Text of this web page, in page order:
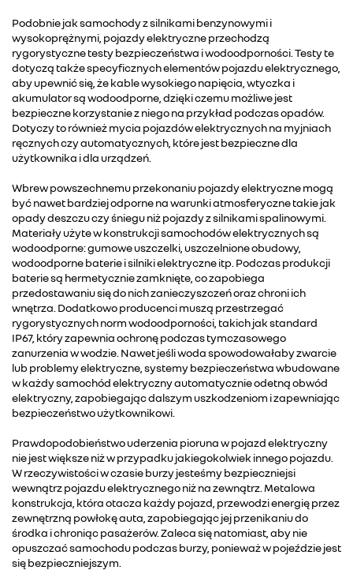
Podobnie jak samochody z silnikami benzynowymi i
wysokoprężnymi, pojazdy elektryczne przechodzą
rygorystyczne testy bezpieczeństwa i wodoodporności. Testy te
dotyczą także specyficznych elementów pojazdu elektrycznego,
aby upewnić się, że kable wysokiego napięcia, wtyczka i
akumulator są wodoodporne, dzięki czemu możliwe jest
bezpieczne korzystanie z niego na przykład podczas opadów.
Dotyczy to również mycia pojazdów elektrycznych na myjniach
ręcznych czy automatycznych, które jest bezpieczne dla
użytkownika i dla urządzeń.
Wbrew powszechnemu przekonaniu pojazdy elektryczne mogą
być nawet bardziej odporne na warunki atmosferyczne takie jak
opady deszczu czy śniegu niż pojazdy z silnikami spalinowymi.
Materiały użyte w konstrukcji samochodów elektrycznych są
wodoodporne: gumowe uszczelki, uszczelnione obudowy,
wodoodporne baterie i silniki elektryczne itp. Podczas produkcji
baterie są hermetycznie zamknięte, co zapobiega
przedostawaniu się do nich zanieczyszczeń oraz chroni ich
wnętrza. Dodatkowo producenci muszą przestrzegać
rygorystycznych norm wodoodporności, takich jak standard
IP67, który zapewnia ochronę podczas tymczasowego
zanurzenia w wodzie. Nawet jeśli woda spowodowałaby zwarcie
lub problemy elektryczne, systemy bezpieczeństwa wbudowane
w każdy samochód elektryczny automatycznie odetną obwód
elektryczny, zapobiegając dalszym uszkodzeniom i zapewniając
bezpieczeństwo użytkownikowi.
Prawdopodobieństwo uderzenia pioruna w pojazd elektryczny
nie jest większe niż w przypadku jakiegokolwiek innego pojazdu.
W rzeczywistości w czasie burzy jesteśmy bezpieczniejsi
wewnątrz pojazdu elektrycznego niż na zewnątrz. Metalowa
konstrukcja, która otacza każdy pojazd, przewodzi energię przez
zewnętrzną powłokę auta, zapobiegając jej przenikaniu do
środka i chroniąc pasażerów. Zaleca się natomiast, aby nie
opuszczać samochodu podczas burzy, ponieważ w pojeździe jest
się bezpieczniejszym.